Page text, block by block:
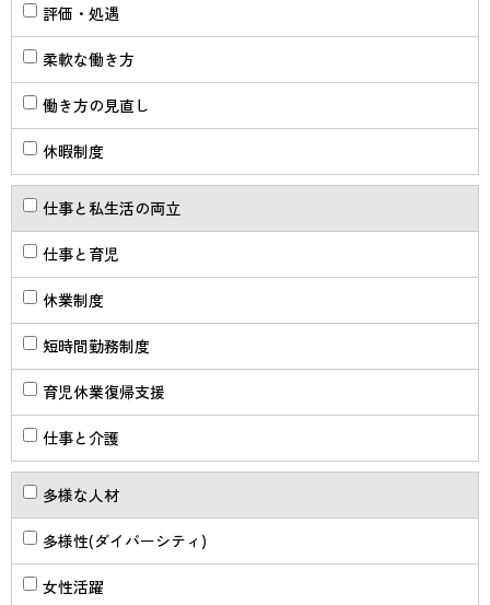
評価・処遇
柔軟な働き方
働き方の見直し
休暇制度
仕事と私生活の両立
仕事と育児
休業制度
短時間勤務制度
育児休業復帰支援
仕事と介護
多様な人材
多様性(ダイバーシティ)
女性活躍